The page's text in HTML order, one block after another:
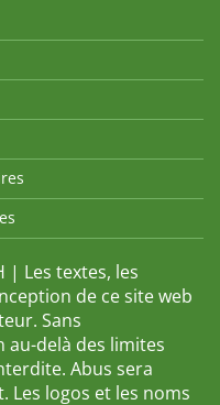
| Les textes, les
de ce site web
Sans
delà des limites
Abus sera
Les logos et les noms